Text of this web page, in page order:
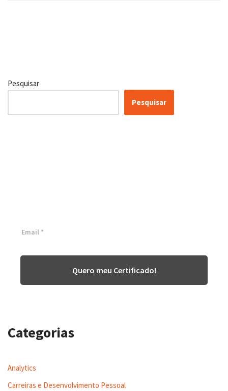
Pesquisar
Pesquisar
Quero meu Certificado!
Categorias
Analytics
Carreiras e Desenvolvimento Pessoal